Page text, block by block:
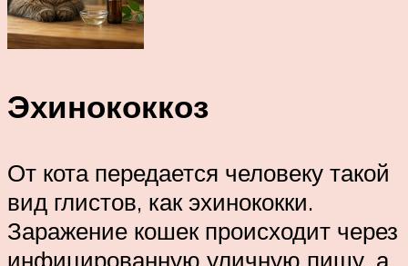
Эхинококкоз
От кота передается человеку такой
вид глистов, как эхинококки.
Заражение кошек происходит через
инфицированную уличную пищу, а